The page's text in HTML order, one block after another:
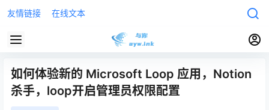
友情链接 在线文本
如何体验新的 Microsoft Loop 应用，Notion
杀手，loop开启管理员权限配置